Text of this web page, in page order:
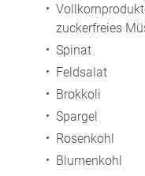
zuckerfreies
Spinat
Feldsalat
Brokkoli
Spargel
Rosenkohl
Blumenkohl